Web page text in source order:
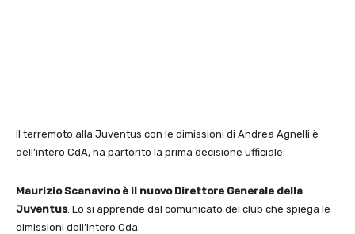
Il terremoto alla Juventus con le dimissioni di Andrea Agnelli è
dell’intero CdA, ha partorito la prima decisione ufficiale:
Maurizio Scanavino è il nuovo Direttore Generale della
Juventus. Lo si apprende dal comunicato del club che spiega le
dimissioni dell’intero Cda.